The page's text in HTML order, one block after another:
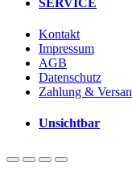
Kontakt
Impressum
AGB
Datenschutz
Zahlung &
Unsichtbar